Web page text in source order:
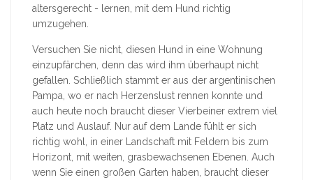
altersgerecht - lernen, mit dem Hund richtig
umzugehen.
Versuchen Sie nicht, diesen Hund in eine Wohnung
einzupfärchen, denn das wird ihm überhaupt nicht
gefallen. Schließlich stammt er aus der argentinischen
Pampa, wo er nach Herzenslust rennen konnte und
auch heute noch braucht dieser Vierbeiner extrem viel
Platz und Auslauf. Nur auf dem Lande fühlt er sich
richtig wohl, in einer Landschaft mit Feldern bis zum
Horizont, mit weiten, grasbewachsenen Ebenen. Auch
wenn Sie einen großen Garten haben, braucht dieser